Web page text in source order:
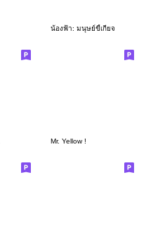
น้องฟ้า: มนุษย์ขี้เกียจ
Mr. Yellow !